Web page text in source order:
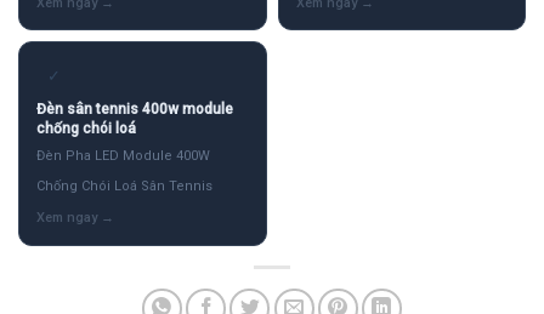
✓
Đèn sân tennis 400w module
chống chói loá
Đèn Pha LED Module 400W
Chống Chói Loá Sân Tennis